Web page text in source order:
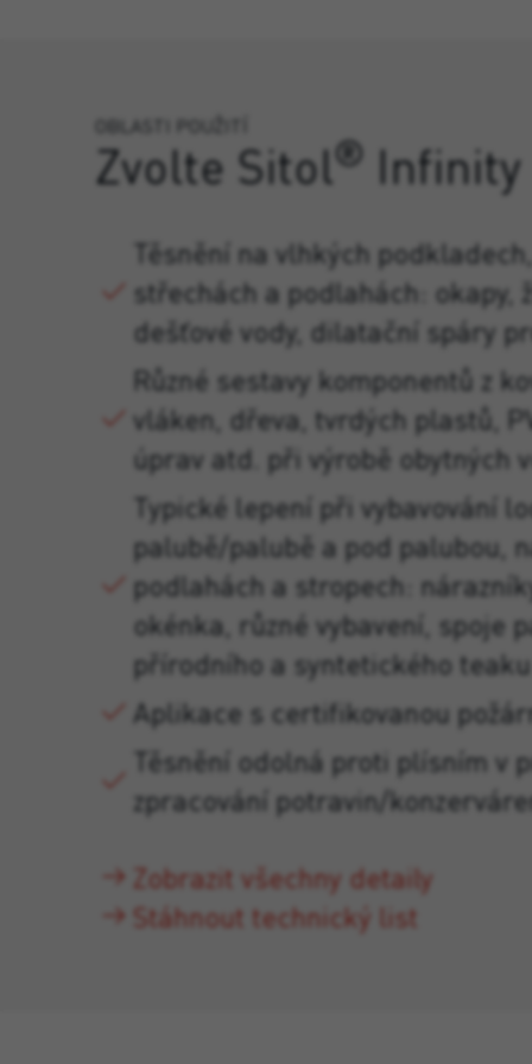
OBLASTI POUŽITÍ
Zvolte Sitol®
Těsnění na vlhkých
střechách a podlahách: okapy,
dešťové vody, dilatační spáry
Různé sestavy komponentů z
vláken, dřeva, tvrdých plastů,
úprav atd. při výrobě obytných
Typické lepení při vybavování
palubě/palubě a pod palubou,
podlahách a stropech:
okénka, různé vybavení, spoje
přírodního a syntetického
Aplikace s certifikovanou
Těsnění odolná proti plísním v
zpracování potravin/
Zobrazit všechny detaily
Stáhnout technický list